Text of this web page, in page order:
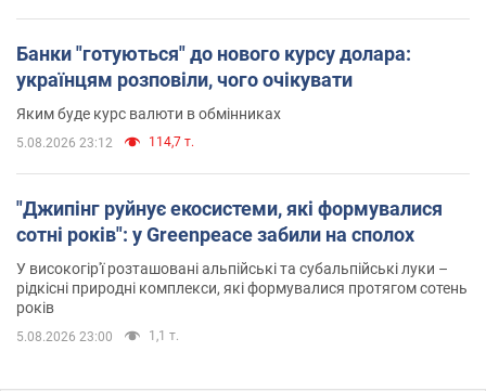
Банки "готуються" до нового курсу долара:
українцям розповіли, чого очікувати
Яким буде курс валюти в обмінниках
5.08.2026 23:12 114,7 т.
"Джипінг руйнує екосистеми, які формувалися
сотні років": у Greenpeace забили на сполох
У високогір'ї розташовані альпійські та субальпійські луки –
рідкісні природні комплекси, які формувалися протягом сотень
років
5.08.2026 23:00 1,1 т.